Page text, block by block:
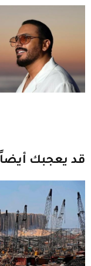
قد يعجبك أيضاً